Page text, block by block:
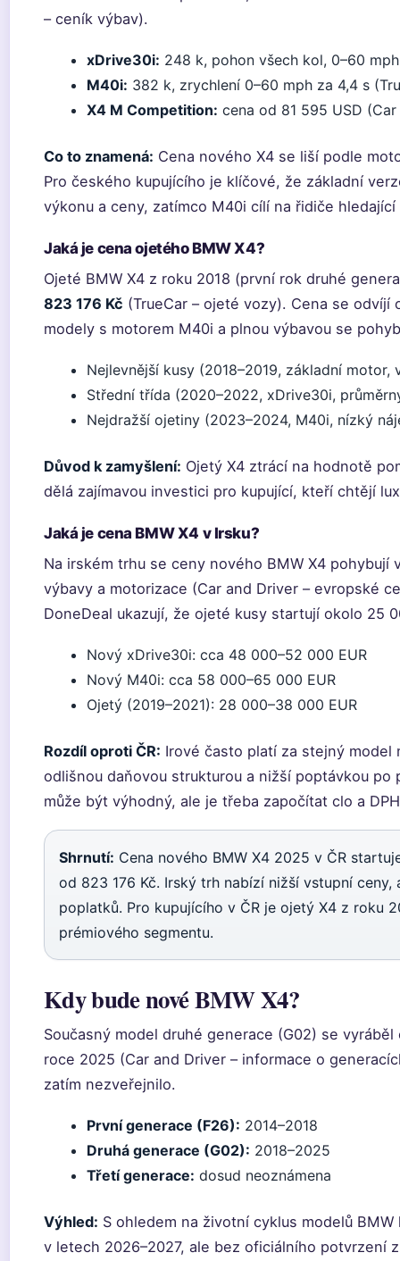
– ceník výbav).
xDrive30i: 248 k, pohon všech kol, 0–60
M40i: 382 k, zrychlení 0–60 mph za 4,4 s
X4 M Competition: cena od 81 595 USD
Co to znamená: Cena nového X4 se liší podle
Pro českého kupujícího je klíčové, že základní
výkonu a ceny, zatímco M40i cílí na řidiče
Jaká je cena ojetého BMW X4?
Ojeté BMW X4 z roku 2018 (první rok druhé
823 176 Kč (TrueCar – ojeté vozy). Cena se
modely s motorem M40i a plnou výbavou se
Nejlevnější kusy (2018–2019, základní motor,
Střední třída (2020–2022, xDrive30i,
Nejdražší ojetiny (2023–2024, M40i, nízký
Důvod k zamyšlení: Ojetý X4 ztrácí na hodnotě
dělá zajímavou investici pro kupující, kteří chtějí
Jaká je cena BMW X4 v Irsku?
Na irském trhu se ceny nového BMW X4 pohybují
výbavy a motorizace (Car and Driver – evropské
DoneDeal ukazují, že ojeté kusy startují okolo 25
Nový xDrive30i: cca 48 000–52 000 EUR
Nový M40i: cca 58 000–65 000 EUR
Ojetý (2019–2021): 28 000–38 000 EUR
Rozdíl oproti ČR: Irové často platí za stejný
odlišnou daňovou strukturou a nižší poptávkou po
může být výhodný, ale je třeba započítat clo a
Shrnutí: Cena nového BMW X4 2025 v ČR
od 823 176 Kč. Irský trh nabízí nižší vstupní
poplatků. Pro kupujícího v ČR je ojetý X4 z roku
prémiového segmentu.
Kdy bude nové BMW X4?
Současný model druhé generace (G02) se
roce 2025 (Car and Driver – informace o
zatím nezveřejnilo.
První generace (F26): 2014–2018
Druhá generace (G02): 2018–2025
Třetí generace: dosud neoznámena
Výhled: S ohledem na životní cyklus modelů
v letech 2026–2027, ale bez oficiálního potvrzení